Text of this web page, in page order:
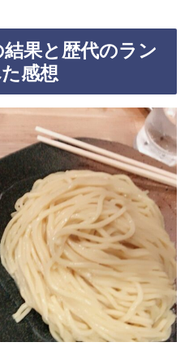
果と歴代のラン
感想